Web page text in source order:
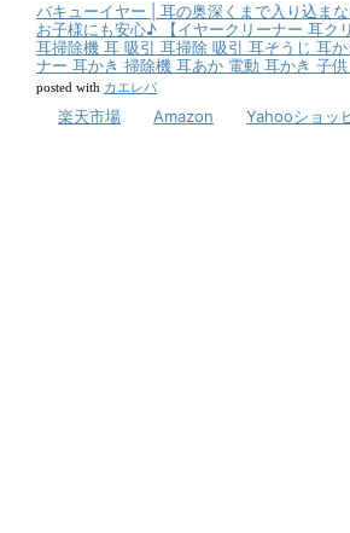
バキューイヤー | 耳の奥深くまで入り込まな
お子様にも安心♪ 【イヤークリーナー 耳ク
耳掃除機 耳 吸引 耳掃除 吸引 耳そうじ 耳
ナー 耳かき 掃除機 耳あか 電動 耳かき 子供
posted with カエレバ
楽天市場 Amazon Yahooショッ